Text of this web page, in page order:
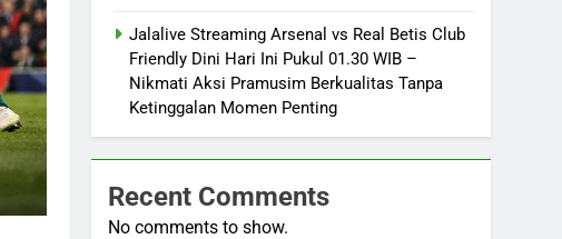
Jalalive Streaming Arsenal vs Real Betis Club
Friendly Dini Hari Ini Pukul 01.30 WIB –
Nikmati Aksi Pramusim Berkualitas Tanpa
Ketinggalan Momen Penting
Recent Comments
No comments to show.